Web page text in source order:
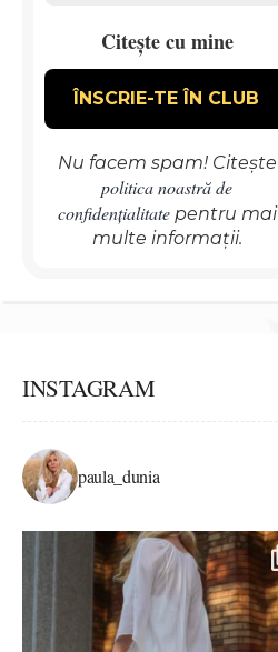
Citește cu mine
Nu facem spam! Citește
politica noastră de
confidențialitatepentru mai
multe informații.
INSTAGRAM
paula_dunia